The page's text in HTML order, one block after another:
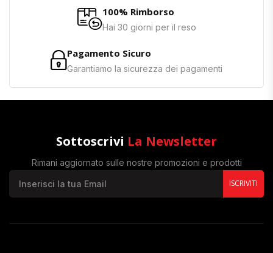
100% Rimborso
Hai 30 giorni per il reso
Pagamento Sicuro
Garantiamo la sicurezza dei pagamenti
Sottoscrivi La Newsletter
Rimani aggiornato sulle nostre promozioni e prodotti
ISCRIVITI